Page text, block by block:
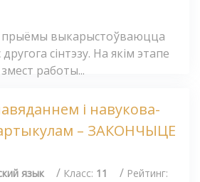
прыёмы выкарыстоўваюцца
сінтэзу. На якім этапе
работы...
і навукова-
– ЗАКОНЧЫЦЕ
язык / Класс: 11 / Рейтинг: